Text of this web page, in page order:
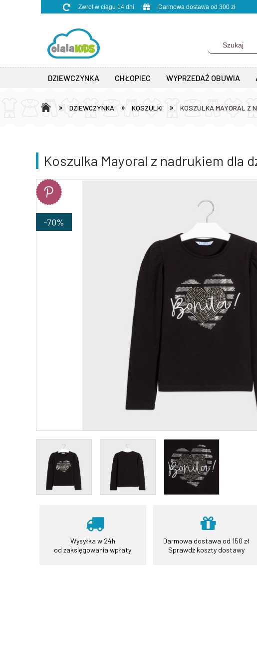
Zwrot w ciągu 14 dni Darmowa dostawa od 300 zł
DZIEWCZYNKA CHŁOPIEC WYPRZEDAŻ OBUWIA
» DZIEWCZYNKA » KOSZULKI » KOSZULKA MAYORAL Z
Koszulka Mayoral z nadrukiem dla
-70%
Wysyłka w 24h
od zaksięgowania wpłaty
Darmowa dostawa od 150 zł
Sprawdź koszty dostawy